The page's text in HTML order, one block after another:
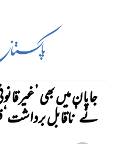
جاپان میں‌ بھی
نے ’ناقابل برداشت‘